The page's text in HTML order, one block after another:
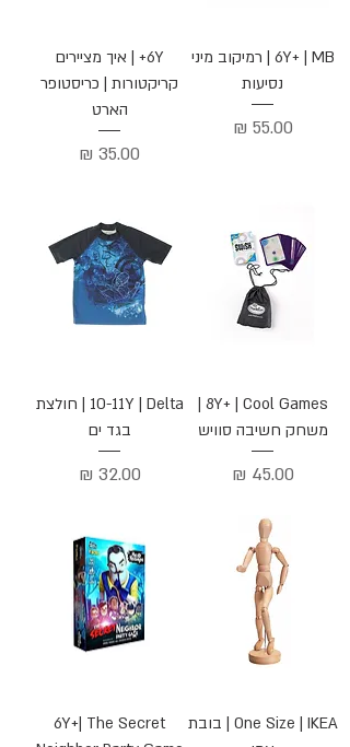
6Y+ | MB | רמיקוב מיני
נסיעות
מחיר
6Y+ | איך מציירים
קריקטורות | כריסטופר
הארט
מחיר
8Y+ | Cool Games |
משחק חשיבה סוויש
מחיר
10-11Y | Delta | חולצת
בגד ים
מחיר
One Size | IKEA | בובת
6Y+| The Secret